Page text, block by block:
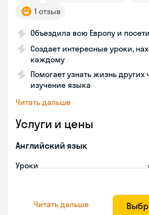
1 отзыв
Объездила всю Европу и
Создает интересные уроки,
каждому
Помогает узнать жизнь других
изучение языка
Читать дальше
Услуги и цены
Английский язык
Уроки
Читать дальше